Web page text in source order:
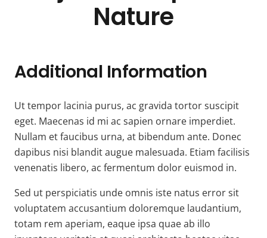
Nature
Additional Information
Ut tempor lacinia purus, ac gravida tortor suscipit
eget. Maecenas id mi ac sapien ornare imperdiet.
Nullam et faucibus urna, at bibendum ante. Donec
dapibus nisi blandit augue malesuada. Etiam facilisis
venenatis libero, ac fermentum dolor euismod in.
Sed ut perspiciatis unde omnis iste natus error sit
voluptatem accusantium doloremque laudantium,
totam rem aperiam, eaque ipsa quae ab illo